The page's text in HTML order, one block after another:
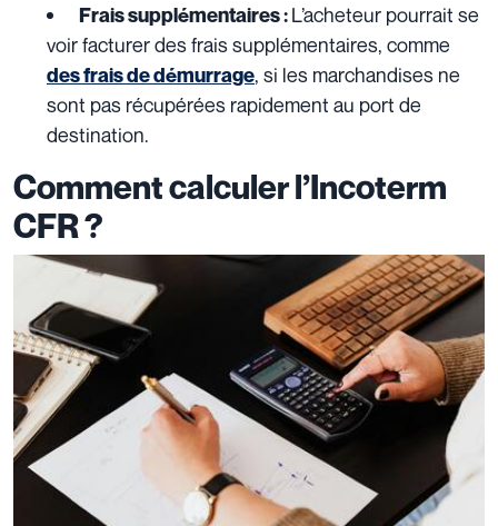
Frais supplémentaires :L’acheteur pourrait se
voir facturer des frais supplémentaires, comme
des frais de démurrage, si les marchandises ne
sont pas récupérées rapidement au port de
destination.
Comment calculer l’Incoterm
CFR ?